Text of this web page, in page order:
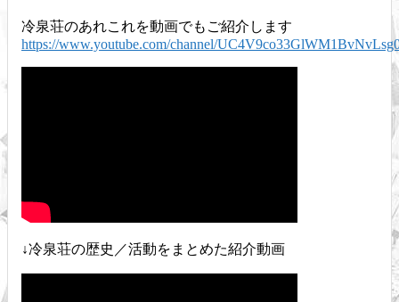
冷泉荘のあれこれを動画でもご紹介します
https://www.youtube.com/channel/
↓冷泉荘の歴史／活動をまとめた紹介動画